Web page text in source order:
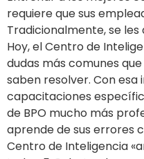
requiere que sus
Tradicionalmente, se
Hoy, el Centro de
dudas más comunes
saben resolver. Con
capacitaciones
de BPO mucho más
aprende de sus errores
Centro de Inteligencia